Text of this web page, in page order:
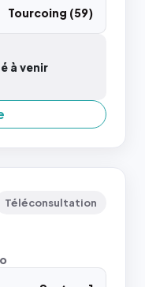
Tourcoing (59)
à venir
Téléconsultation